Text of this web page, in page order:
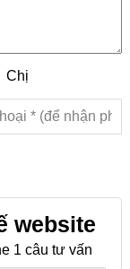
Chị
website
1 câu tư vấn